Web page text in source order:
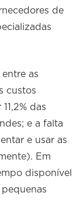
de
as
custos
das
e a falta
e usar as
Em
disponível